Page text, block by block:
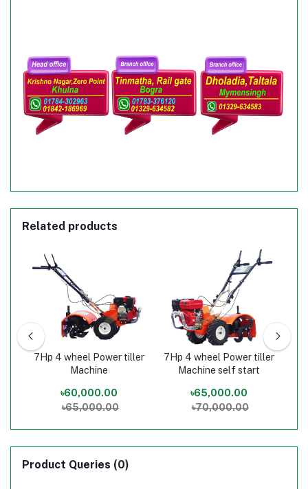
Related products
7Hp 4 wheel Power tiller
Machine
৳60,000.00
৳65,000.00
7Hp 4 wheel Power tiller
Machine self start
৳65,000.00
৳70,000.00
Product Queries (0)